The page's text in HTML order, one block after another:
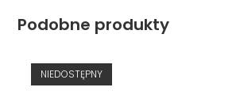
Podobne produkty
NIEDOSTĘPNY